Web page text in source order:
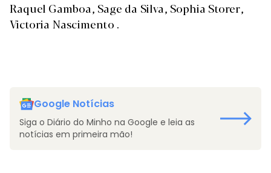
Raquel Gamboa, Sage da Silva, Sophia Storer,
Victoria Nascimento .
Google Notícias
Siga o Diário do Minho na Google e leia as
notícias em primeira mão!